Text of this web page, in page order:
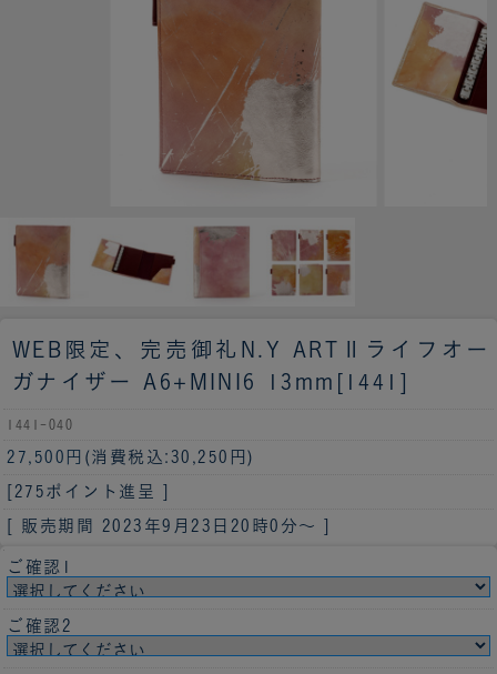
WEB限定、完売御礼 N.Y ARTⅡライフオー
ガナイザー A6+MINI6 13mm[1441]
1441-040
27,500円 (消費税込:30,250円)
[275ポイント進呈 ]
[ 販売期間 2023年9月23日20時0分 ～ ]
ご確認1
ご確認2